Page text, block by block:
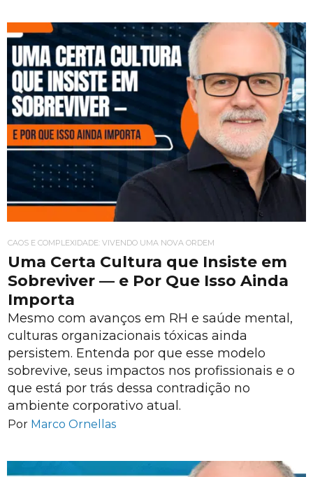
CAOS E COMPLEXIDADE: VIVENDO UMA NOVA ORDEM
Uma Certa Cultura que Insiste em
Sobreviver — e Por Que Isso Ainda
Importa
Mesmo com avanços em RH e saúde mental,
culturas organizacionais tóxicas ainda
persistem. Entenda por que esse modelo
sobrevive, seus impactos nos profissionais e o
que está por trás dessa contradição no
ambiente corporativo atual.
Por Marco Ornellas